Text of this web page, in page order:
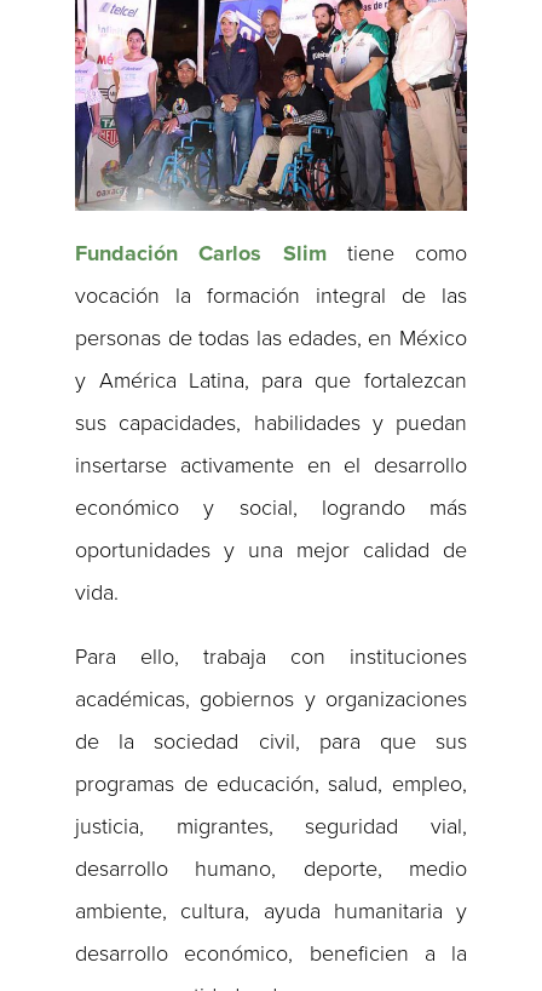
Fundación Carlos Slimtiene como
vocación la formación integral de las
personas de todas las edades, en México
y América Latina, para que fortalezcan
sus capacidades, habilidades y puedan
insertarse activamente en el desarrollo
económico y social, logrando más
oportunidades y una mejor calidad de
vida.
Para ello, trabaja con instituciones
académicas, gobiernos y organizaciones
de la sociedad civil, para que sus
programas de educación, salud, empleo,
justicia, migrantes, seguridad vial,
desarrollo humano, deporte, medio
ambiente, cultura, ayuda humanitaria y
desarrollo económico, beneficien a la